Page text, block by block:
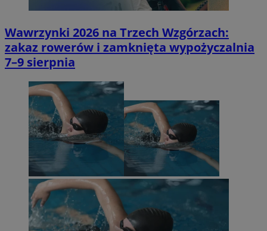
Wawrzynki 2026 na Trzech Wzgórzach:
zakaz rowerów i zamknięta wypożyczalnia
7–9 sierpnia